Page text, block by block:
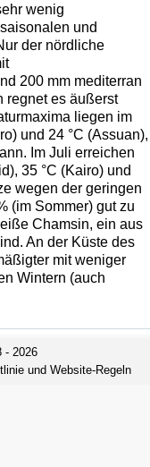
wenig
und
der nördliche
200 mm mediterran
regnet es äußerst
liegen im
und 24 °C (Assuan),
Im Juli erreichen
35 °C (Kairo) und
wegen der geringen
(im Sommer) gut zu
Chamsin, ein aus
An der Küste des
mit weniger
Wintern (auch
- 2026
und Website-Regeln